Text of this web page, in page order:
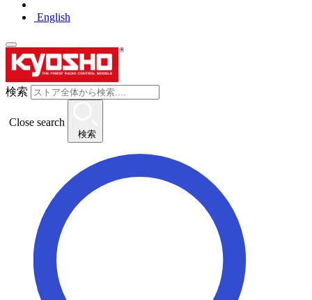
English
検索
Close search
検索